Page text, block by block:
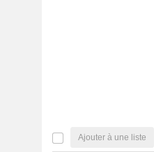
Ajouter à une liste